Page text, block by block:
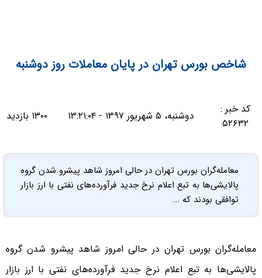
شاخص بورس تهران در پایان معاملات روز دوشنبه
کد خبر :
۵۲۶۳۲
دوشنبه، ۵ شهریور ۱۳۹۷ - ۱۳:۲۱:۰۴ ۱۳۰۰ بازدید
معامله‌گران بورس تهران در حالی امروز شاهد پیشرو شدن گروه
پالایشی‌ها به تبع اعلام نرخ جدید فرآورده‌های نفتی با ارز بازار
توافقی بودند که ...
معامله‌گران بورس تهران در حالی امروز شاهد پیشرو شدن گروه
پالایشی‌ها به تبع اعلام نرخ جدید فرآورده‌های نفتی با ارز بازار